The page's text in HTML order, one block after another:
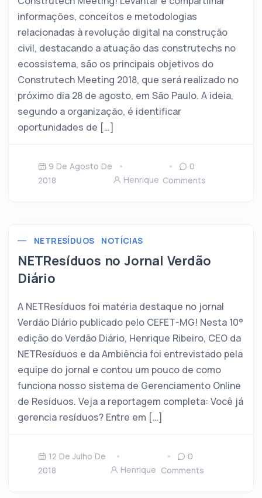
informações, conceitos e metodologias
relacionadas à revolução digital na construção
civil, destacando a atuação das construtechs no
ecossistema, são os principais objetivos do
Construtech Meeting 2018, que será realizado no
próximo dia 28 de agosto, em São Paulo. A ideia,
segundo a organização, é identificar
oportunidades de […]
9 De Agosto De
2018
Henrique
0
Comments
NETRESÍDUOS NOTÍCIAS
NETResíduos no Jornal Verdão
Diário
A NETResíduos foi matéria destaque no jornal
Verdão Diário publicado pelo CEFET-MG! Nesta 10°
edição do Verdão Diário, Henrique Ribeiro, CEO da
NETResíduos e da Ambiência foi entrevistado pela
equipe do jornal e contou um pouco de como
funciona nosso sistema de Gerenciamento Online
de Resíduos. Veja a reportagem completa: Você já
gerencia resíduos? Entre em […]
12 De Julho De
2018
Henrique
0
Comments